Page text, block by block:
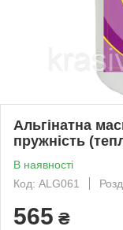
Альгінатна
пружність
В наявності
Код: ALG061
565 ₴